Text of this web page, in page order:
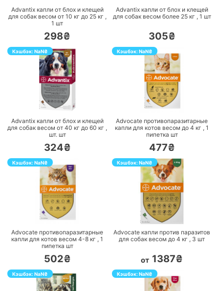
Advantix капли от блох и клещей
для собак весом от 10 кг до 25 кг ,
1 шт
298₴
Advantix капли от блох и клещей
для собак весом более 25 кг , 1 шт
305₴
Кэшбэк:NaN₴
ПЕРЕЙТИ
Advantix капли от блох и клещей
для собак весом от 40 кг до 60 кг ,
шт.шт
324₴
Кэшбэк:NaN₴
ПЕРЕЙТИ
Advocate противопаразитарные
капли для котов весом до 4 кг , 1
пипетка шт
477₴
Кэшбэк:NaN₴
ПЕРЕЙТИ
Advocate противопаразитарные
капли для котов весом 4-8 кг , 1
пипетка шт
502₴
Кэшбэк:NaN₴
ПЕРЕЙТИ
Advocate капли против паразитов
для собак весом до 4 кг , 3 шт
от 1387₴
Кэшбэк:NaN₴ Кэшбэк:NaN₴